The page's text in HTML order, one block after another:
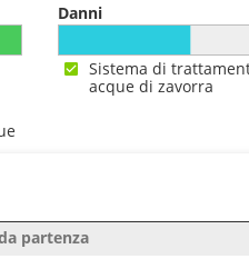
Danni
Sistema di
acque di zavorra
partenza